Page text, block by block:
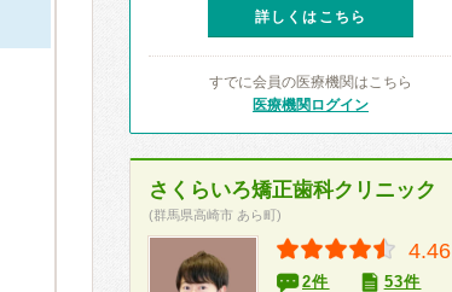
詳しくはこちら
すでに会員の医療機関はこちら
医療機関ログイン
さくらいろ矯正歯科クリニック
(群馬県高崎市 あら町)
4.46
2件 53件